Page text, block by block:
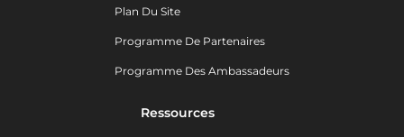
Plan Du Site
Programme De Partenaires
Programme Des Ambassadeurs
Ressources